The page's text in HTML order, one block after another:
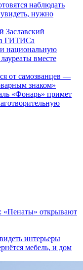
наблюдать
нужно
Заславский
ГИТИСа
национальную
вместе
от самозванцев —
знаком»
«Фонарь» примет
«Пенаты» открывают
интерьеры
мебель, и дом